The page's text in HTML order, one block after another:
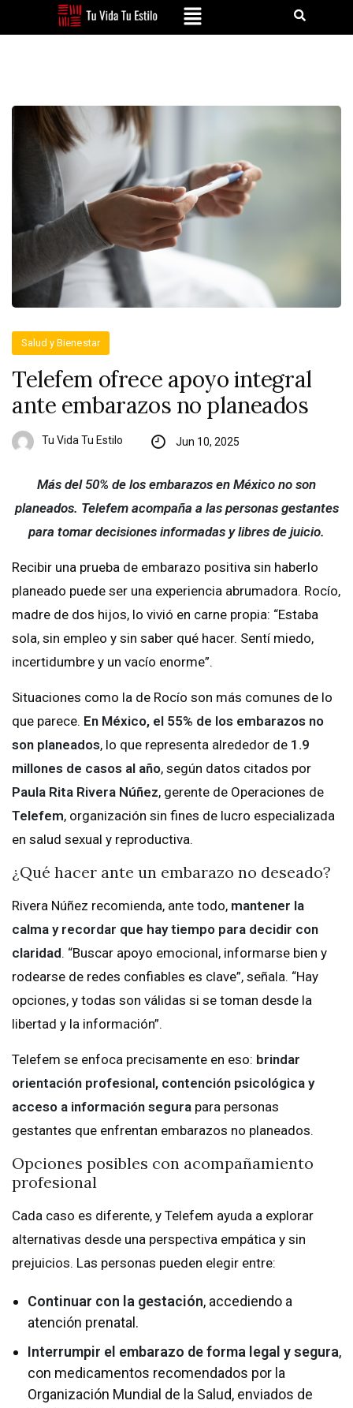
Salud y Bienestar
Telefem ofrece apoyo integral
ante embarazos no planeados
Tu Vida Tu Estilo Jun 10, 2025
Más del 50% de los embarazos en México no son
planeados. Telefem acompaña a las personas gestantes
para tomar decisiones informadas y libres de juicio.
Recibir una prueba de embarazo positiva sin haberlo
planeado puede ser una experiencia abrumadora. Rocío,
madre de dos hijos, lo vivió en carne propia: “Estaba
sola, sin empleo y sin saber qué hacer. Sentí miedo,
incertidumbre y un vacío enorme”.
Situaciones como la de Rocío son más comunes de lo
que parece. En México, el 55% de los embarazos no
son planeados, lo que representa alrededor de 1.9
millones de casos al año, según datos citados por
Paula Rita Rivera Núñez, gerente de Operaciones de
Telefem, organización sin fines de lucro especializada
en salud sexual y reproductiva.
¿Qué hacer ante un embarazo no deseado?
Rivera Núñez recomienda, ante todo, mantener la
calma y recordar que hay tiempo para decidir con
claridad. “Buscar apoyo emocional, informarse bien y
rodearse de redes confiables es clave”, señala. “Hay
opciones, y todas son válidas si se toman desde la
libertad y la información”.
Telefem se enfoca precisamente en eso: brindar
orientación profesional, contención psicológica y
acceso a información segura para personas
gestantes que enfrentan embarazos no planeados.
Opciones posibles con acompañamiento
profesional
Cada caso es diferente, y Telefem ayuda a explorar
alternativas desde una perspectiva empática y sin
prejuicios. Las personas pueden elegir entre:
Continuar con la gestación, accediendo a
atención prenatal.
Interrumpir el embarazo de forma legal y segura,
con medicamentos recomendados por la
Organización Mundial de la Salud, enviados de